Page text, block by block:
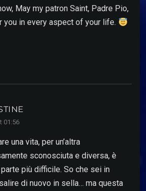
May my patron Saint, Padre Pio,
you in every aspect of your life.
01:56
una vita, per un’altra
sconosciuta e diversa, è
più difficile. So che sei in
di nuovo in sella… ma questa